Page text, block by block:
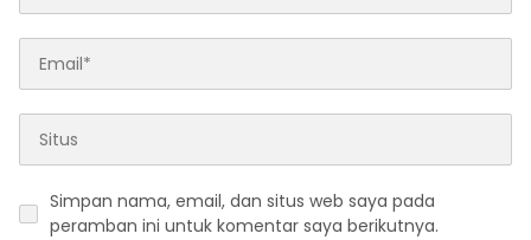
Simpan nama, email, dan situs web saya pada
peramban ini untuk komentar saya berikutnya.